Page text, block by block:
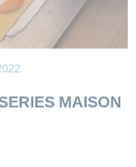
MAISON